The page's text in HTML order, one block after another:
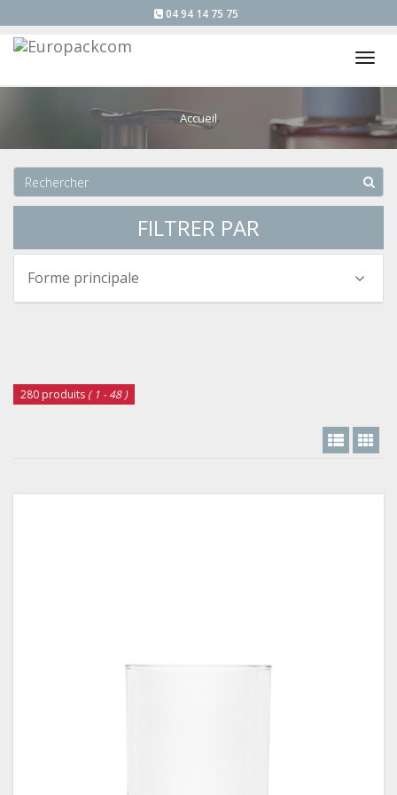
04 94 14 75 75
Accueil
FILTRER PAR
Forme principale
280 produits ( 1 - 48 )